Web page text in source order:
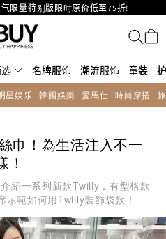
限量特别版限时原价低至75折!
手袋及首饰低至6折，立即入手!
2 正规商品零售店登陆MOKO 4楼
及转数快付款注意事项
即享免运费！
2026《正版正货承诺》商标
名牌服饰 潮流服饰 童装
星娱乐 韓國娛樂 愛馬仕 時尚穿搭
巾！為生活注入不一
！
紹一系列新款Twilly，有型格款
範如何用Twilly裝飾袋款！